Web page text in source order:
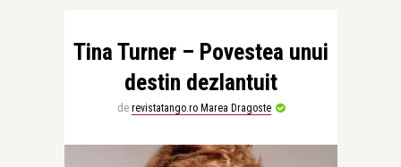
Tina Turner – Povestea unui
destin dezlantuit
de revistatango.ro Marea Dragoste